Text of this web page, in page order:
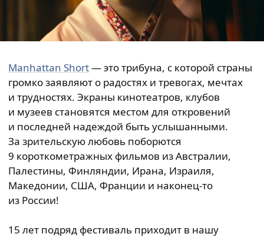
Manhattan Short— это трибуна, с которой страны
громко заявляют о радостях и тревогах, мечтах
и трудностях. Экраны кинотеатров, клубов
и музеев становятся местом для откровений
и последней надеждой быть услышанными.
За зрительскую любовь поборются
9 короткометражных фильмов из Австралии,
Палестины, Финляндии, Ирана, Израиля,
Македонии, США, Франции и наконец-то
из России!
15 лет подряд фестиваль приходит в нашу